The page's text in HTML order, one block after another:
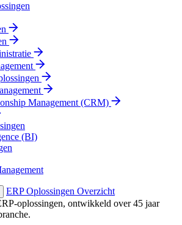
Management (CRM)
(BI)
ERP Oplossingen Overzicht
oplossingen, ontwikkeld over 45 jaar